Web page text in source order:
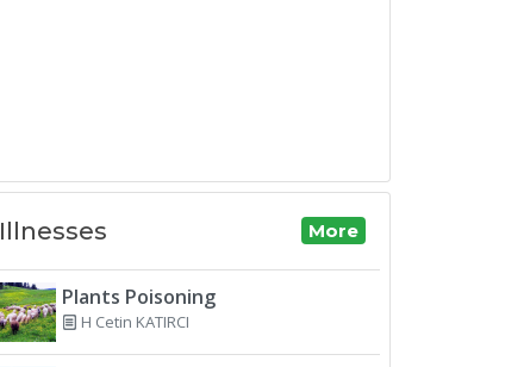
Illnesses More
Plants Poisoning
H Cetin KATIRCI